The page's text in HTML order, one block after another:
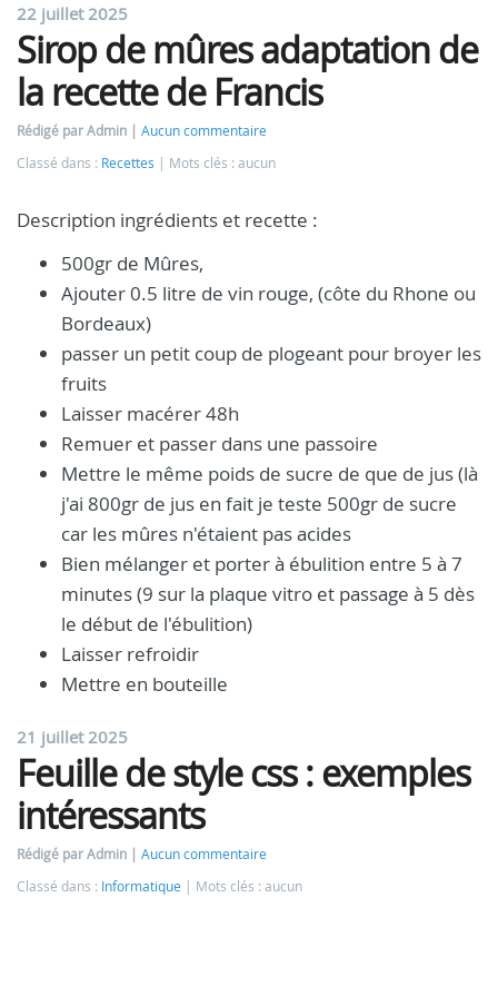
22 juillet 2025
Sirop de mûres adaptation de
la recette de Francis
Rédigé par Admin
Aucun commentaire
Classé dans : Recettes Mots clés : aucun
Description ingrédients et recette :
500gr de Mûres,
Ajouter 0.5 litre de vin rouge, (côte du Rhone ou
Bordeaux)
passer un petit coup de plogeant pour broyer les
fruits
Laisser macérer 48h
Remuer et passer dans une passoire
Mettre le même poids de sucre de que de jus (là
j'ai 800gr de jus en fait je teste 500gr de sucre
car les mûres n'étaient pas acides
Bien mélanger et porter à ébulition entre 5 à 7
minutes (9 sur la plaque vitro et passage à 5 dès
le début de l'ébulition)
Laisser refroidir
Mettre en bouteille
21 juillet 2025
Feuille de style css : exemples
intéressants
Rédigé par Admin
Aucun commentaire
Classé dans : Informatique Mots clés : aucun